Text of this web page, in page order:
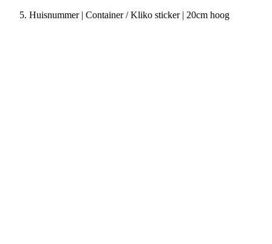
Huisnummer | Container / Kliko sticker | 20cm hoog